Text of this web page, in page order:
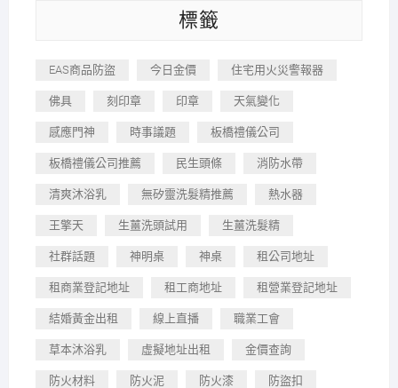
標籤
EAS商品防盜 今日金價 住宅用火災警報器
佛具 刻印章 印章 天氣變化
感應門神 時事議題 板橋禮儀公司
板橋禮儀公司推薦 民生頭條 消防水帶
清爽沐浴乳 無矽靈洗髮精推薦 熱水器
王擎天 生薑洗頭試用 生薑洗髮精
社群話題 神明桌 神桌 租公司地址
租商業登記地址 租工商地址 租營業登記地址
結婚黃金出租 線上直播 職業工會
草本沐浴乳 虛擬地址出租 金價查詢
防火材料 防火泥 防火漆 防盜扣